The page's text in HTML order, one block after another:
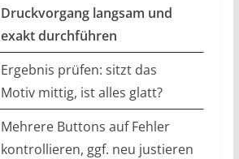
Druckvorgang langsam und
exakt durchführen
Ergebnis prüfen: sitzt das
Motiv mittig, ist alles glatt?
Mehrere Buttons auf Fehler
kontrollieren, ggf. neu justieren